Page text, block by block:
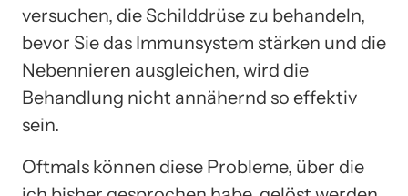
versuchen, die Schilddrüse zu behandeln,
bevor Sie das Immunsystem stärken und die
Nebennieren ausgleichen, wird die
Behandlung nicht annähernd so effektiv
sein.
Oftmals können diese Probleme, über die